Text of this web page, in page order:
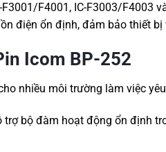
F4001, IC-F3003/F4003
điện ổn định, đảm bảo thiết
Icom BP-252
nhiều môi trường làm việc
trợ bộ đàm hoạt động ổn định